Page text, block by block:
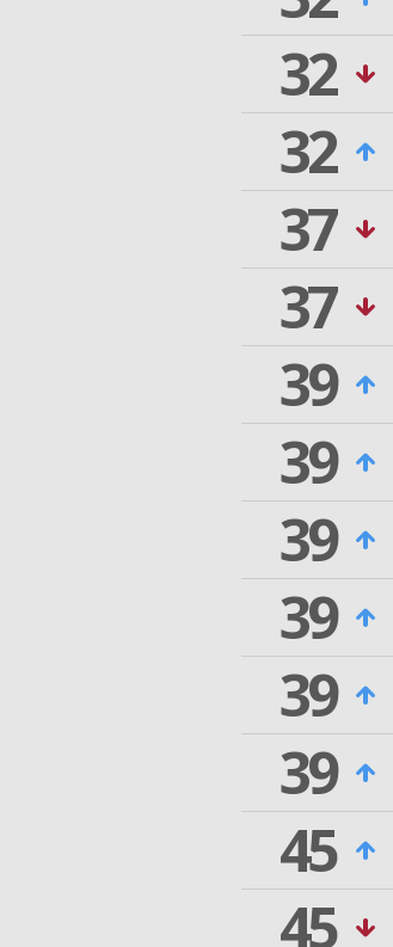
32
32
37
37
39
39
39
39
39
39
45
45